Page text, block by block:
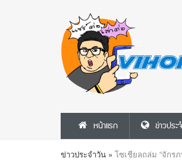
หน้าแรก ข่าวประ
ข่าวประจำวัน » โซเชียลถล่ม “จักร